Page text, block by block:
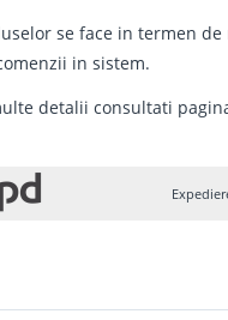
se face in termen de
in sistem.
detalii consultati